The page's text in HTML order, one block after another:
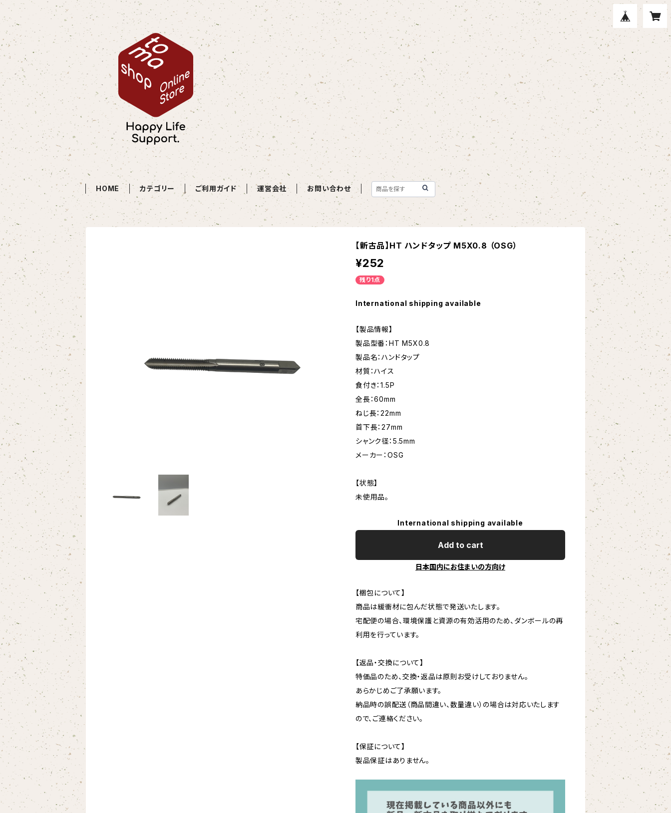
HOME カテゴリー ご利用ガイド 運営会社 お問い合わせ
【新古品】HT ハンドタップ M5X0.8 （OSG）
¥252
残り1点
International shipping available
【製品情報】
製品型番：HT M5X0.8
製品名：ハンドタップ
材質：ハイス
食付き：1.5P
全長：60mm
ねじ長：22mm
首下長：27mm
シャンク径：5.5mm
メーカー：OSG
【状態】
未使用品。
International shipping available
Add to cart
日本国内にお住まいの方向け
【梱包について】
商品は緩衝材に包んだ状態で発送いたします。
宅配便の場合、環境保護と資源の有効活用のため、ダンボールの再
利用を行っています。
【返品・交換について】
特価品のため、交換・返品は原則お受けしておりません。
あらかじめご了承願います。
納品時の誤配送（商品間違い、数量違い）の場合は対応いたします
ので、ご連絡ください。
【保証について】
製品保証はありません。